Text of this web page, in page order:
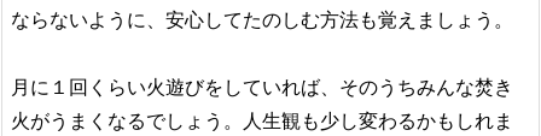
ならないように、安心してたのしむ方法も覚えましょう。
月に１回くらい火遊びをしていれば、そのうちみんな焚き
火がうまくなるでしょう。人生観も少し変わるかもしれま